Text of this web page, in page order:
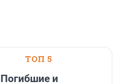
ТОП 5
Погибшие и